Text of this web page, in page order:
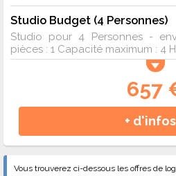
Studio Budget (4 Personnes)
Studio pour 4 Personnes -
pièces : 1 Capacité maximum : 4
657
+
Vous trouverez ci-dessous les offres de